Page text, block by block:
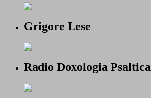
Grigore Lese
Radio Doxologia Psaltica